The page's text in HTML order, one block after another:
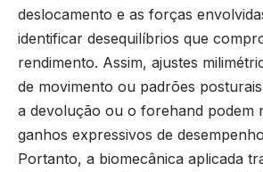
deslocamento e as forças
identificar desequilíbrios que
rendimento. Assim, ajustes
de movimento ou padrões
a devolução ou o forehand podem
ganhos expressivos de
Portanto, a biomecânica aplicada